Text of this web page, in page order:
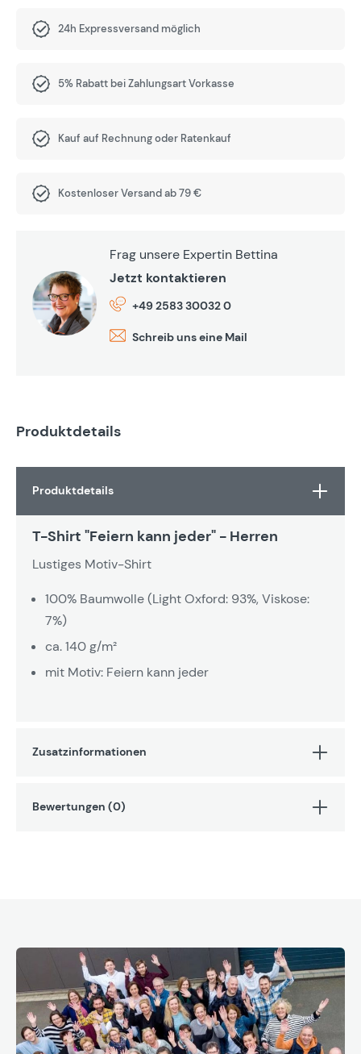
24h Expressversand möglich
5% Rabatt bei Zahlungsart Vorkasse
Kauf auf Rechnung oder Ratenkauf
Kostenloser Versand ab 79 €
Frag unsere Expertin Bettina
Jetzt kontaktieren
+49 2583 30032 0
Schreib uns eine Mail
Produktdetails
Produktdetails
T-Shirt "Feiern kann jeder" - Herren
Lustiges Motiv-Shirt
100% Baumwolle (Light Oxford: 93%, Viskose:
7%)
ca. 140 g/m²
mit Motiv: Feiern kann jeder
Zusatzinformationen
Bewertungen (0)